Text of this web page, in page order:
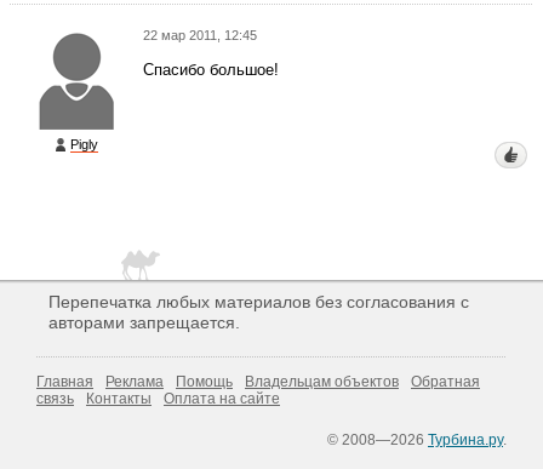
Pigly
22 мар 2011, 12:45
Спасибо большое!
Перепечатка любых материалов без согласования с
авторами запрещается.
Главная Реклама Помощь Владельцам объектов
Обратная
связь
Контакты Оплата на сайте
© 2008—2026 Турбина.ру.